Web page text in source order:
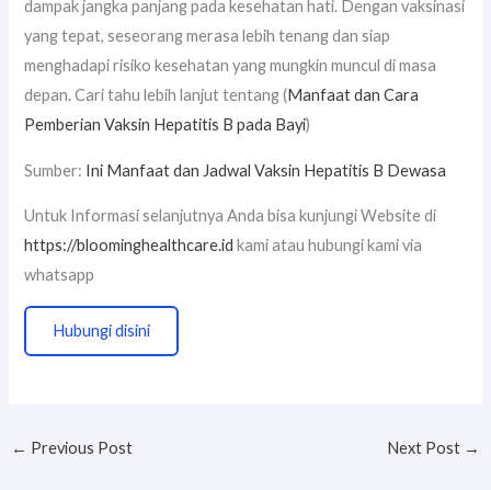
dampak jangka panjang pada kesehatan hati. Dengan vaksinasi
yang tepat, seseorang merasa lebih tenang dan siap
menghadapi risiko kesehatan yang mungkin muncul di masa
depan. Cari tahu lebih lanjut tentang (Manfaat dan Cara
Pemberian Vaksin Hepatitis B pada Bayi)
Sumber: Ini Manfaat dan Jadwal Vaksin Hepatitis B Dewasa
Untuk Informasi selanjutnya Anda bisa kunjungi Website di
https://bloominghealthcare.id kami atau hubungi kami via
whatsapp
Hubungi disini
← Previous Post Next Post →